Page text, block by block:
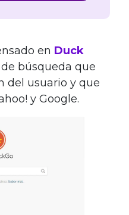
en Duck
búsqueda que
del usuario y que
y Google.